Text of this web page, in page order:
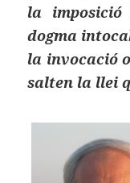
la
dogma
la invocació
salten la llei